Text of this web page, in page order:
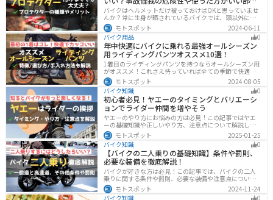
も解説
バイクはヘルメットだけ被っておけばOKと思っていませ
んか？常に生身が晒されているバイクでは、頭以外にも
胸・背中・脚・腕など怪我のリスクが非常に高いです。
プロテクターをちゃんと付けていれば事故の致命傷の7
0%は防げると言われています。安全にバイクに乗るため
にプロテクターの種類やつけた方が良い部位などをまと
めました。
モトスポット
2024-06-11
バイク用品
0
年中快適にバイクに乗れる最強オールシーズン
用ライディングパンツオススメ10選！
1着目のライディングパンツを持つならオールシーズン用
がオススメ！これさえ持っていれば全ての季節で快適に
ツーリングできます。快適性だけでなく、機能性やデザ
インに優れたものも多くあるので、安全にカッコよくバ
イクに乗りたい人は是非持っておきましょう。
モトスポット
2024-08-05
バイク知識
0
初心者必見！ヤエーのタイミングとバリエーシ
ョンでライダー仲間を増やそう
ヤエーのやり方にお悩みの方は必見！この記事ではヤエ
ーの基礎知識や正しいやり方、注意点について解説しま
す。実はヤエーには、ツーリング中の連帯感を高める効
果があります。この記事を読めば、ヤエーの楽しみ方と
安全に行うポイントがわかるでしょう。
モトスポット
2025-01-25
バイク知識
0
【バイクの二人乗りの基礎知識】条件や罰則、
必要な装備を徹底解説！
バイクが好きな方は必見！この記事では、バイクの二人
乗りに関する条件や罰則、必要な装備や注意点について
解説しています。実はバイクの二人乗りを安全に楽しむ
ためには、条件やルールを知ることが大切です。この記
モトスポット
2024-11-24
バイク知識
0